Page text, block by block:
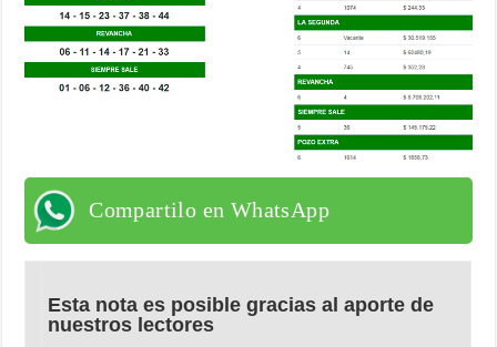
Compartilo en WhatsApp
Esta nota es posible gracias al aporte de
nuestros lectores